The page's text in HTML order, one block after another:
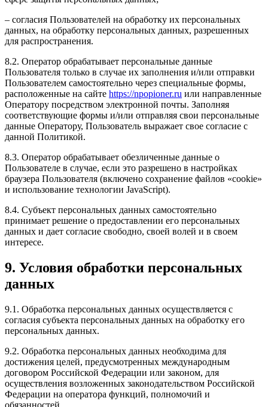
– согласия Пользователей на обработку их персональных
данных, на обработку персональных данных, разрешенных
для распространения.
8.2. Оператор обрабатывает персональные данные
Пользователя только в случае их заполнения и/или отправки
Пользователем самостоятельно через специальные формы,
расположенные на сайте https://npopioner.ru или направленные
Оператору посредством электронной почты. Заполняя
соответствующие формы и/или отправляя свои персональные
данные Оператору, Пользователь выражает свое согласие с
данной Политикой.
8.3. Оператор обрабатывает обезличенные данные о
Пользователе в случае, если это разрешено в настройках
браузера Пользователя (включено сохранение файлов «cookie»
и использование технологии JavaScript).
8.4. Субъект персональных данных самостоятельно
принимает решение о предоставлении его персональных
данных и дает согласие свободно, своей волей и в своем
интересе.
9. Условия обработки персональных
данных
9.1. Обработка персональных данных осуществляется с
согласия субъекта персональных данных на обработку его
персональных данных.
9.2. Обработка персональных данных необходима для
достижения целей, предусмотренных международным
договором Российской Федерации или законом, для
осуществления возложенных законодательством Российской
Федерации на оператора функций, полномочий и
обязанностей.